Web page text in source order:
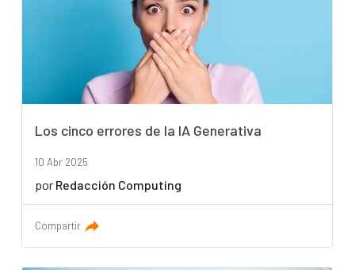
Los cinco errores de la IA Generativa
10 Abr 2025
por Redacción Computing
Compartir